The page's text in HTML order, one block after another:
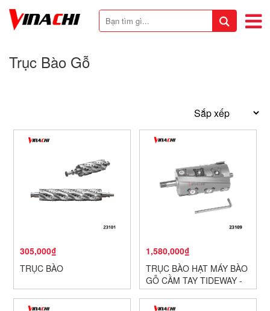
Trục Bào Gỗ
305,000₫
TRỤC BÀO
1,580,000₫
TRỤC BÀO HẠT MÁY BÀO
GỖ CẦM TAY TIDEWAY -
THÉP